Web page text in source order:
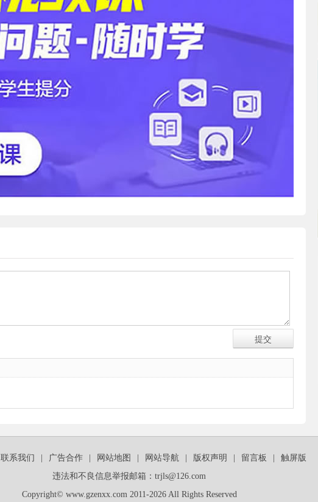
联系我们 广告合作 网站地图 网站导航 版权声明 留言板
触屏版
违法和不良信息举报邮箱：trjls@126.com
Copyright© www.gzenxx.com 2011-2026 All Rights Reserved